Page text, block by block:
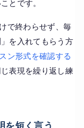
とです。
で終わらせず、毎
を入れてもらう方
ン形式を確認する
表現を繰り返し練
を短く言う